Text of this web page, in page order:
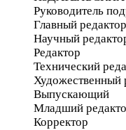
Руководитель
Главный редактор
Научный
Редактор
Технический
Художественный
Выпускающий
Младший
Корректор